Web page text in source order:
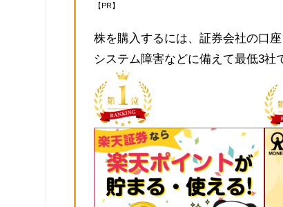
【PR】
株を購入するには、証券会社の口
システム障害などに備えて最低3社